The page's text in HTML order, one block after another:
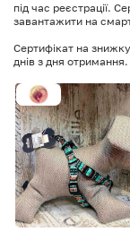
під час реєстрації.
завантажити на
Сертифікат на
днів з дня отримання.